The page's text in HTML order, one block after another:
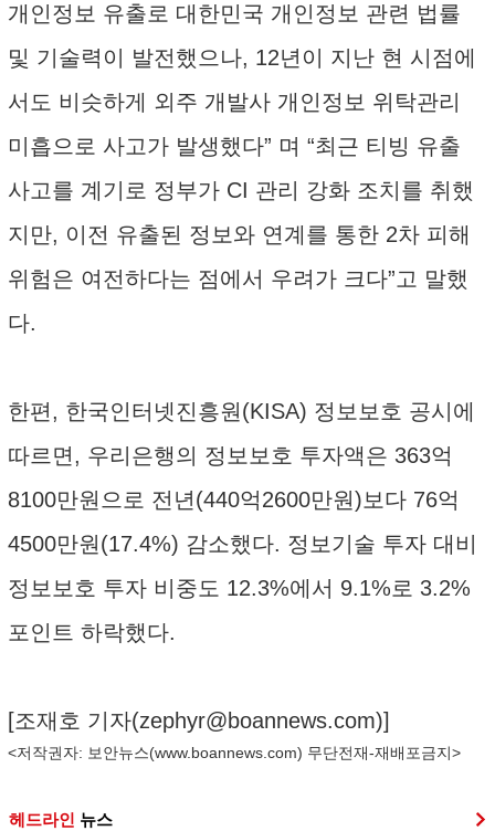
개인정보 유출로 대한민국 개인정보 관련 법률
및 기술력이 발전했으나, 12년이 지난 현 시점에
서도 비슷하게 외주 개발사 개인정보 위탁관리
미흡으로 사고가 발생했다” 며 “최근 티빙 유출
사고를 계기로 정부가 CI 관리 강화 조치를 취했
지만, 이전 유출된 정보와 연계를 통한 2차 피해
위험은 여전하다는 점에서 우려가 크다”고 말했
다.
한편, 한국인터넷진흥원(KISA) 정보보호 공시에
따르면, 우리은행의 정보보호 투자액은 363억
8100만원으로 전년(440억2600만원)보다 76억
4500만원(17.4%) 감소했다. 정보기술 투자 대비
정보보호 투자 비중도 12.3%에서 9.1%로 3.2%
포인트 하락했다.
[조재호 기자(zephyr@boannews.com)]
<저작권자: 보안뉴스(www.boannews.com) 무단전재-재배포금지>
헤드라인 뉴스